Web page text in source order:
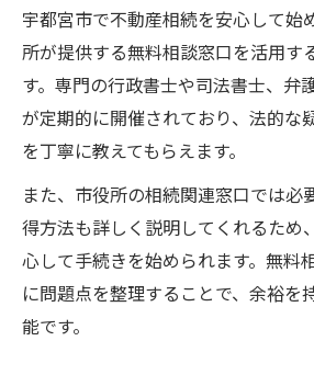
市役所の相続相談で名義
名義変更トラブルを防ぐ
家族の安心につながる相続準
不動産相続で家族の安心を
家族円満のための不動産
相続準備で失敗しない不
不動産相続を安心して進
相続準備のコツと不動産
トラブル回避のための遺産分割
宇都宮市で不動産相続を安心して始
所が提供する無料相談窓口を活用す
す。専門の行政書士や司法書士、弁
が定期的に開催されており、法的な
を丁寧に教えてもらえます。
また、市役所の相続関連窓口では必
得方法も詳しく説明してくれるため
心して手続きを始められます。無料
に問題点を整理することで、余裕を
能です。